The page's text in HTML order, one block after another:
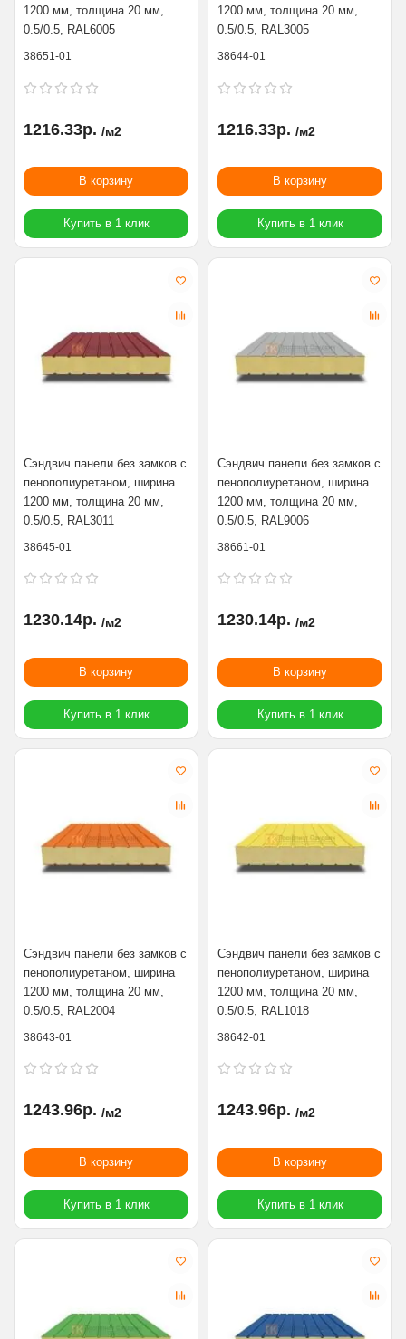
1200 мм, толщина 20 мм,
0.5/0.5, RAL6005
38651-01
1216.33р. /м2
В корзину
Купить в 1 клик
1200 мм, толщина 20 мм,
0.5/0.5, RAL3005
38644-01
1216.33р. /м2
В корзину
Купить в 1 клик
Сэндвич панели без замков с
пенополиуретаном, ширина
1200 мм, толщина 20 мм,
0.5/0.5, RAL3011
38645-01
1230.14р. /м2
В корзину
Купить в 1 клик
Сэндвич панели без замков с
пенополиуретаном, ширина
1200 мм, толщина 20 мм,
0.5/0.5, RAL9006
38661-01
1230.14р. /м2
В корзину
Купить в 1 клик
Сэндвич панели без замков с
пенополиуретаном, ширина
1200 мм, толщина 20 мм,
0.5/0.5, RAL2004
38643-01
1243.96р. /м2
В корзину
Купить в 1 клик
Сэндвич панели без замков с
пенополиуретаном, ширина
1200 мм, толщина 20 мм,
0.5/0.5, RAL1018
38642-01
1243.96р. /м2
В корзину
Купить в 1 клик